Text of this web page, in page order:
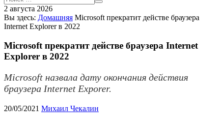
2 августа 2026
Вы здесь: Домашняя Microsoft прекратит действе браузера
Internet Explorer в 2022
Microsoft прекратит действе браузера Internet
Explorer в 2022
Microsoft назвала дату окончания действия
браузера Internet Exporer.
20/05/2021 Михаил Чекалин